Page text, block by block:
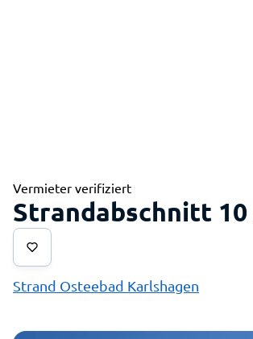
Vermieter verifiziert
Strandabschnitt 10
Strand Osteebad Karlshagen